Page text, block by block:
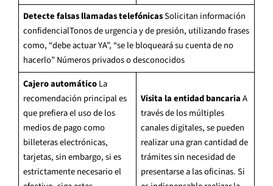
Detecte falsas llamadas telefónicasSolicitan información
confidencialTonos de urgencia y de presión, utilizando frases
como, “debe actuar YA”, “se le bloqueará su cuenta de no
hacerlo” Números privados o desconocidos
Cajero automáticoLa
recomendación principal es
que prefiera el uso de los
medios de pago como
billeteras electrónicas,
tarjetas, sin embargo, si es
estrictamente necesario el
Visita la entidad bancariaA
través de los múltiples
canales digitales, se pueden
realizar una gran cantidad de
trámites sin necesidad de
presentarse a las oficinas. Si